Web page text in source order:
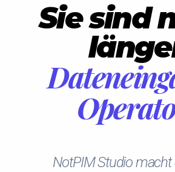
Sie sind
NotPIM Studio macht